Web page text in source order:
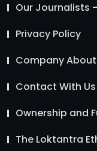
Our Journalists
Privacy Policy
Company About
Contact With Us
Ownership and
The Loktantra